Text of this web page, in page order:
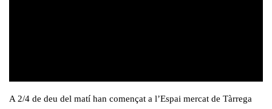
A 2/4 de deu del matí han començat a l’Espai mercat de Tàrrega